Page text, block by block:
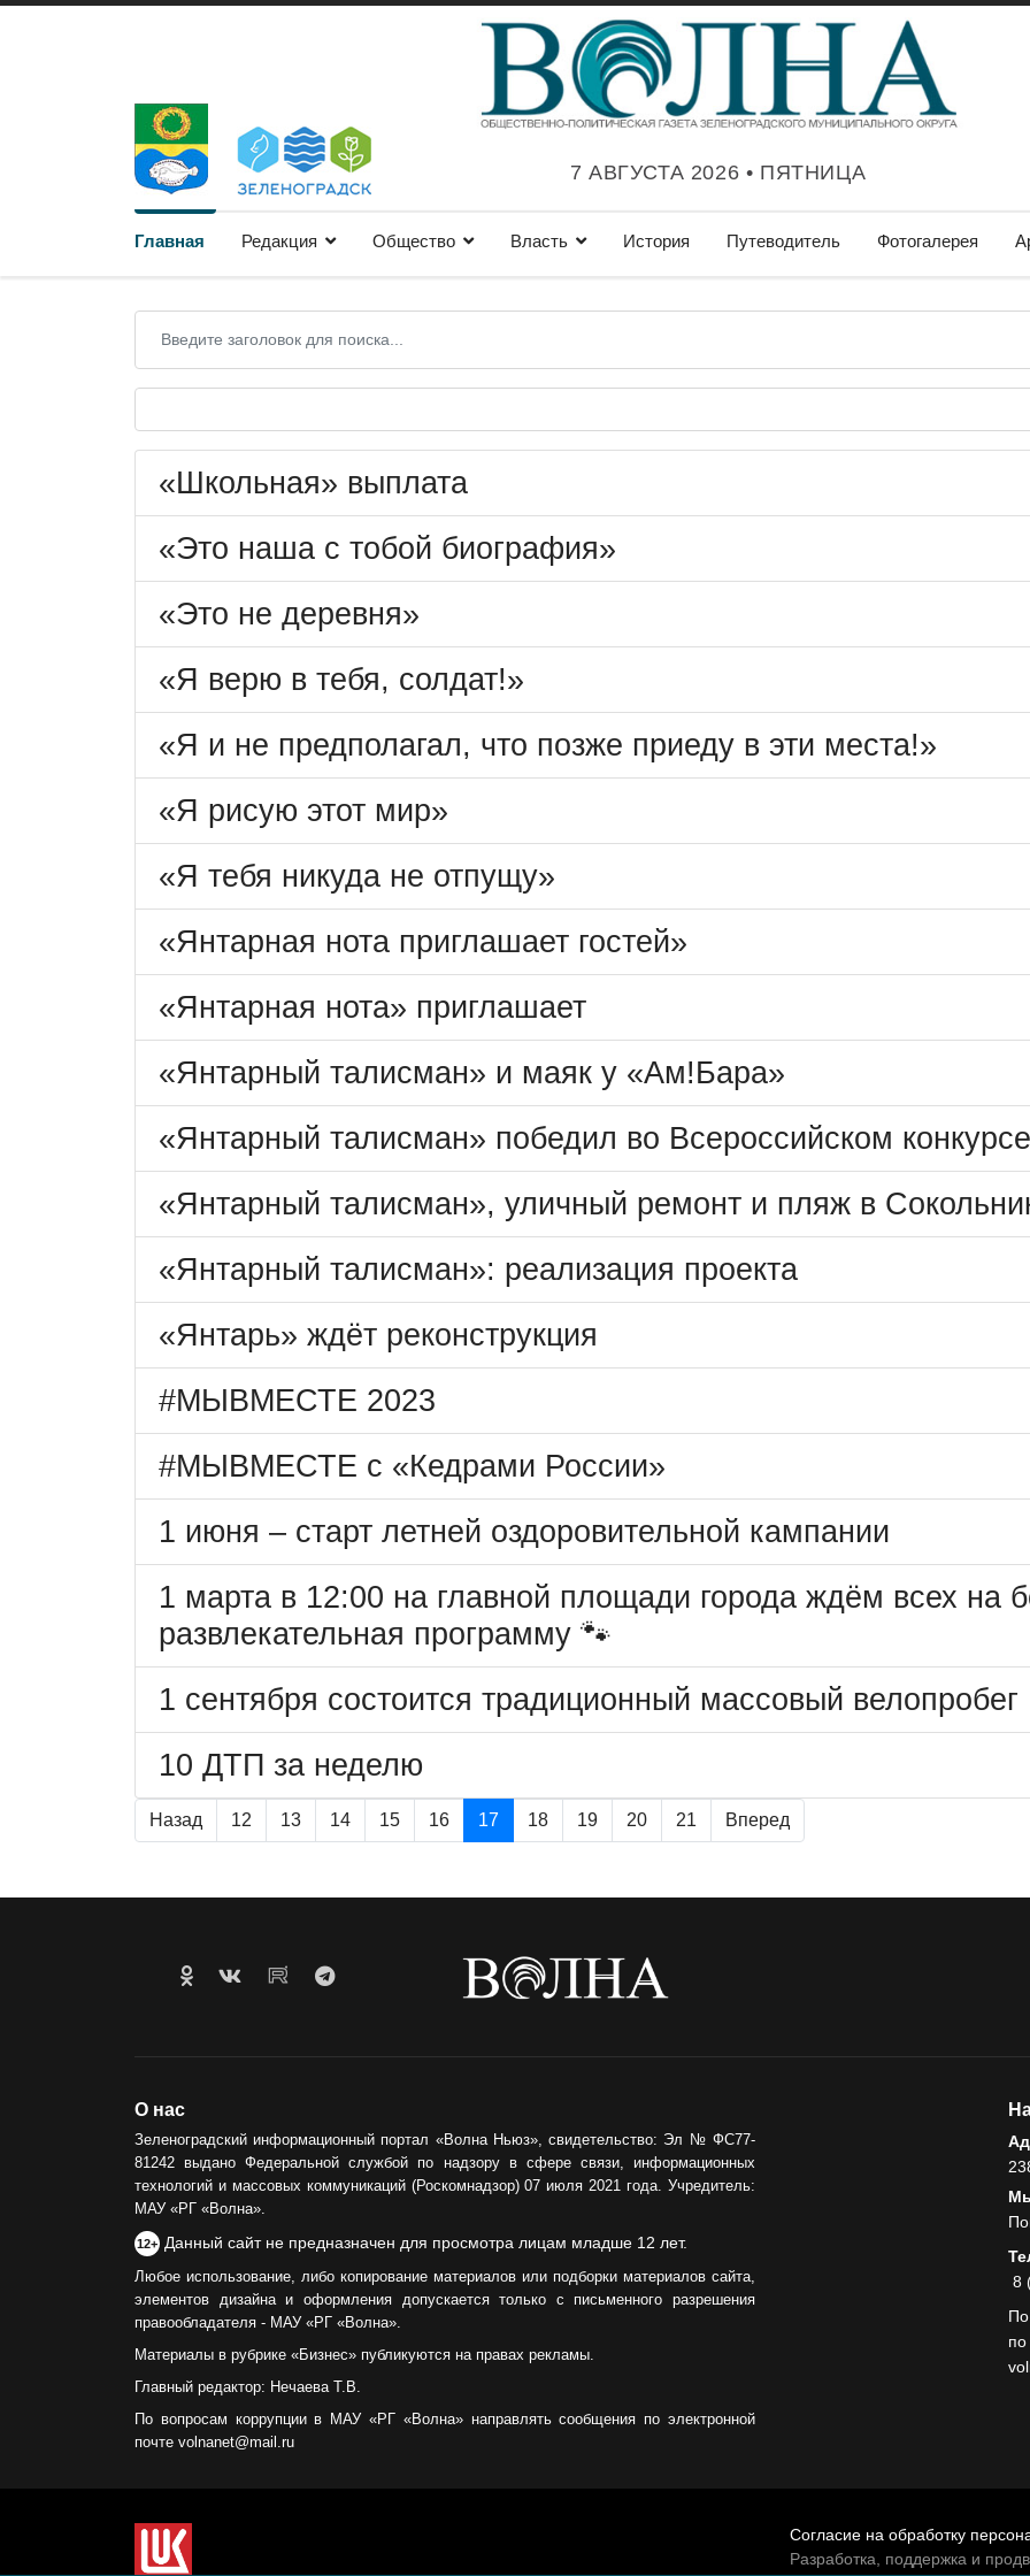
7 АВГУСТА 2026 • ПЯТНИЦА
Главная Редакция Общество Власть История Путеводитель Фотогалерея
«Школьная» выплата
«Это наша с тобой биография»
«Это не деревня»
«Я верю в тебя, солдат!»
«Я и не предполагал, что позже приеду в эти места!»
«Я рисую этот мир»
«Я тебя никуда не отпущу»
«Янтарная нота приглашает гостей»
«Янтарная нота» приглашает
«Янтарный талисман» и маяк у «Ам!Бара»
«Янтарный талисман» победил во Всероссийском конкурсе
«Янтарный талисман», уличный ремонт и пляж в
«Янтарный талисман»: реализация проекта
«Янтарь» ждёт реконструкция
#МЫВМЕСТЕ 2023
#МЫВМЕСТЕ с «Кедрами России»
1 июня – старт летней оздоровительной кампании
1 марта в 12:00 на главной площади города ждём всех на
развлекательная программу 🐾
1 сентября состоится традиционный массовый велопробег
10 ДТП за неделю
Назад 12 13 14 15 16 17 18 19 20 21 Вперед
О нас
Зеленоградский информационный портал «Волна Ньюз», свидетельство: Эл № ФС77-
81242 выдано Федеральной службой по надзору в сфере связи, информационных
технологий и массовых коммуникаций (Роскомнадзор) 07 июля 2021 года. Учредитель:
МАУ «РГ «Волна».
12+ Данный сайт не предназначен для просмотра лицам младше 12 лет.
Любое использование, либо копирование материалов или подборки материалов сайта,
элементов дизайна и оформления допускается только с письменного разрешения
правообладателя - МАУ «РГ «Волна».
Материалы в рубрике «Бизнес» публикуются на правах рекламы.
Главный редактор: Нечаева Т.В.
По вопросам коррупции в МАУ «РГ «Волна» направлять сообщения по электронной
почте volnanet@mail.ru
8
Согласие на обработку
Разработка, поддержка и